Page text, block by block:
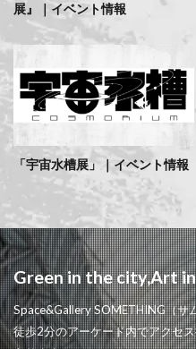
展』｜イベント情報
「宇宙水槽展」｜イベント情報
Green in the city,Art
Space&Gallery SOMETHING（サ
徒歩2分のアーケード内でアクセ